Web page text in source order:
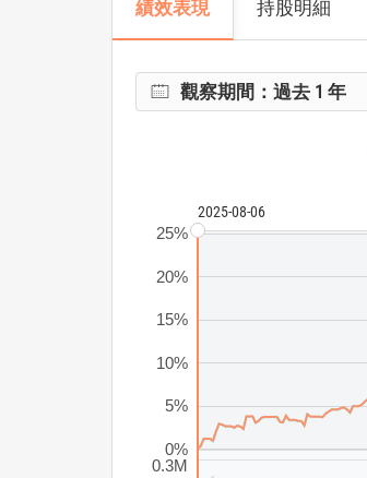
績效表現 持股明細
觀察期間：過去 1 年
2025-08-06
0.3M
0%
5%
10%
15%
20%
25%